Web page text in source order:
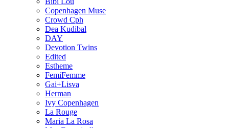
Copenhagen Muse
Crowd Cph
Dea Kudibal
DAY
Devotion Twins
Edited
Estheme
FemiFemme
Gai+Lisva
Herman
Ivy Copenhagen
La Rouge
Maria La Rosa